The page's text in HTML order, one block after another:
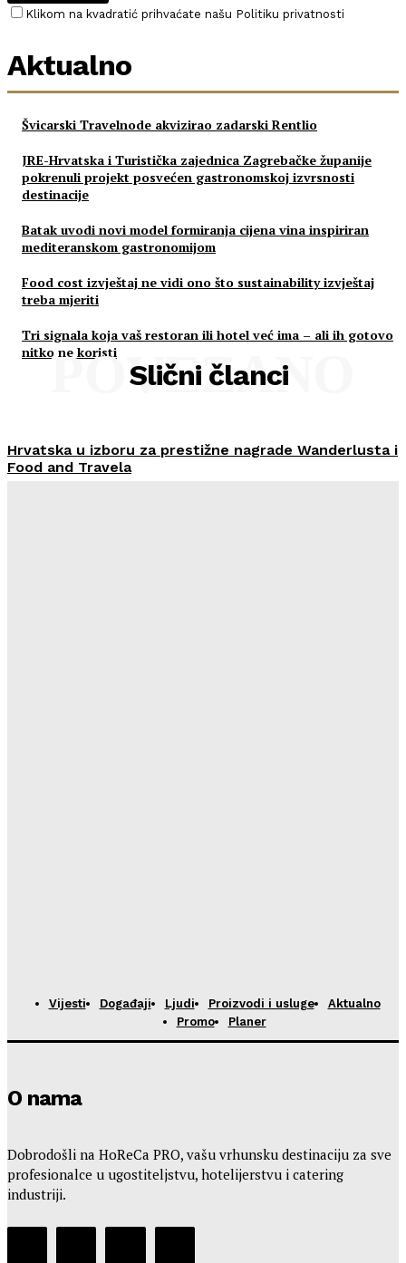
Klikom na kvadratić prihvaćate našu Politiku privatnosti
Aktualno
Švicarski Travelnode akvizirao zadarski Rentlio
JRE-Hrvatska i Turistička zajednica Zagrebačke županije
pokrenuli projekt posvećen gastronomskoj izvrsnosti
destinacije
Batak uvodi novi model formiranja cijena vina inspiriran
mediteranskom gastronomijom
Food cost izvještaj ne vidi ono što sustainability izvještaj
treba mjeriti
Tri signala koja vaš restoran ili hotel već ima – ali ih gotovo
nitko ne koristi
Slični članci
POVEZANO
Hrvatska u izboru za prestižne nagrade Wanderlusta i
Food and Travela
Vijesti Događaji Ljudi Proizvodi i usluge
Aktualno
Promo
Planer
O nama
Dobrodošli na HoReCa PRO, vašu vrhunsku destinaciju za sve
profesionalce u ugostiteljstvu, hotelijerstvu i catering
industriji.